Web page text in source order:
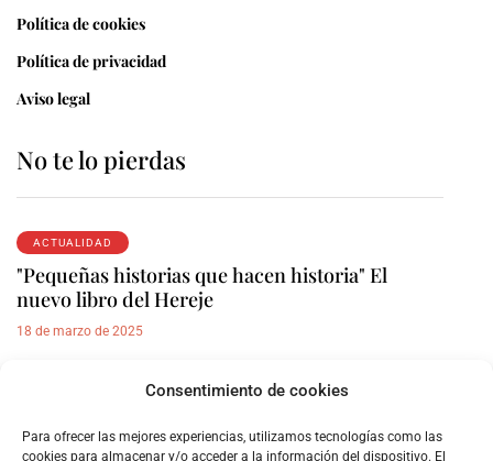
Consentimiento de cookies
Para ofrecer las mejores experiencias, utilizamos tecnologías como las
cookies para almacenar y/o acceder a la información del dispositivo. El
Política de cookies
Política de privacidad
Aviso legal
No te lo pierdas
ACTUALIDAD
"Pequeñas historias que hacen historia" El
nuevo libro del Hereje
18 de marzo de 2025
17 de octubre de 2023